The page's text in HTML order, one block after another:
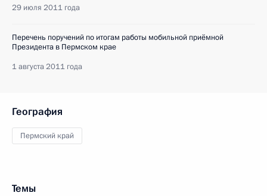
29 июля 2011 года
Перечень поручений по итогам работы мобильной приёмной
Президента в Пермском крае
1 августа 2011 года
География
Пермский край
Темы